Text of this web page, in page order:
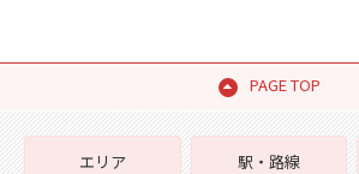
PAGE TOP
エリア
駅・路線